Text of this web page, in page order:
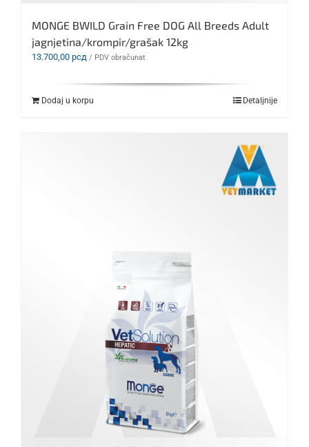
MONGE BWILD Grain Free DOG All Breeds Adult
jagnjetina/krompir/grašak 12kg
13.700,00 рсд / PDV obračunat
Dodaj u korpu Detaljnije